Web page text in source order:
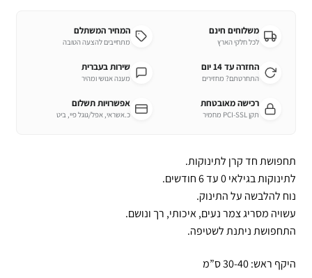
משלוחים חינם
לכל חלקי הארץ
המחיר המשתלם
מתחייבים להצעה הטובה
החזרה עד 14 יום
התחרטתם? מחזירים
שירות בעברית
מענה אנושי ומהיר
רכישה מאובטחת
תקן PCI-SSL מחמיר
אפשרויות תשלום
כ.אשראי, אפל/גוגל פיי, ביט
תחפושת חד קרן לתינוקות.
לתינוקות בגילאי 0 עד 6 חודשים.
נוח להלבשה על התינוק.
עשויה מסריג צמר נעים, איכותי, רך ונושם.
התחפושת ניתנת לשטיפה.
היקף ראש: 30-40 ס”מ